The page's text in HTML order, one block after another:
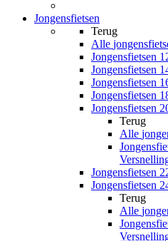
Jongensfietsen
Terug
Alle
Jongensfietsen
Jongensfietsen
Jongensfietsen
Jongensfietsen
Jongensfietsen
Terug
Alle
Jongensfietsen
Jongensfietsen
Terug
Alle